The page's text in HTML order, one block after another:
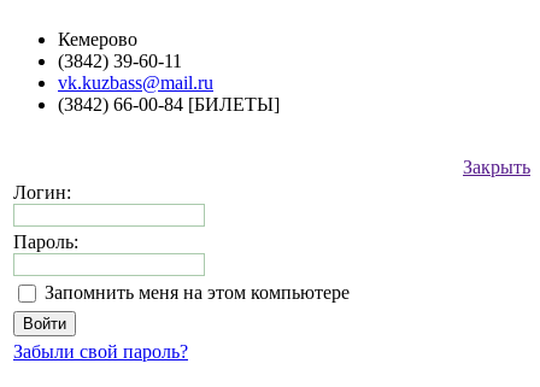
Кемерово
(3842) 39-60-11
vk.kuzbass@mail.ru
(3842) 66-00-84 [БИЛЕТЫ]
Закрыть
Логин:
Пароль:
Запомнить меня на этом компьютере
Забыли свой пароль?